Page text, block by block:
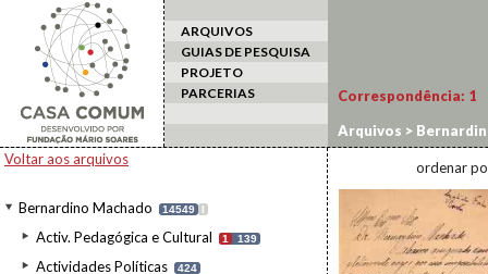
ARQUIVOS
GUIAS DE PESQUISA
PROJETO
PARCERIAS
Voltar aos arquivos
Bernardino Machado 14549 I
Activ. Pedagógica e Cultural 1 139
Actividades Políticas 424
Correspondência: 1
Arquivos >
ordenar